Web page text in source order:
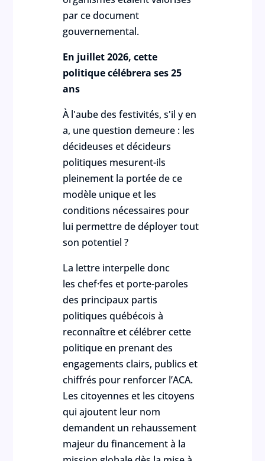
par ce document
gouvernemental.
En juillet 2026, cette
politique célébrera ses 25
ans
À l'aube des festivités, s'il y en
a, une question demeure : les
décideuses et décideurs
politiques mesurent-ils
pleinement la portée de ce
modèle unique et les
conditions nécessaires pour
lui permettre de déployer tout
son potentiel ?
La lettre interpelle donc
les chef·fes et porte-paroles
des principaux partis
politiques québécois à
reconnaître et célébrer cette
politique en prenant des
engagements clairs, publics et
chiffrés pour renforcer l’ACA.
Les citoyennes et les citoyens
qui ajoutent leur nom
demandent un rehaussement
majeur du financement à la